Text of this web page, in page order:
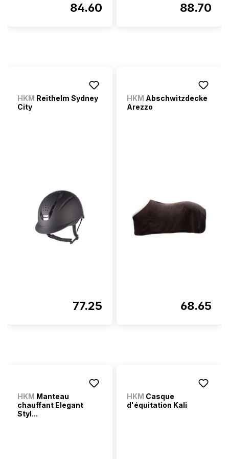
84.60 88.70
HKM Reithelm Sydney
City
77.25
HKM Abschwitzdecke
Arezzo
68.65
HKM Manteau
chauffant Elegant
Styl...
HKM Casque
d'équitation Kali